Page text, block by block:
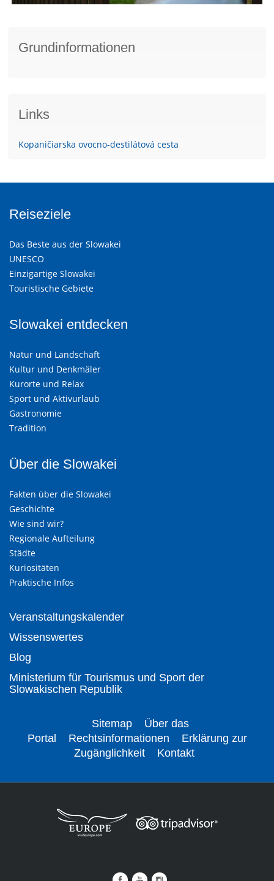
Grundinformationen
Links
Kopaničiarska ovocno-destilátová cesta
Reiseziele
Das Beste aus der Slowakei
UNESCO
Einzigartige Slowakei
Touristische Gebiete
Slowakei entdecken
Natur und Landschaft
Kultur und Denkmäler
Kurorte und Relax
Sport und Aktivurlaub
Gastronomie
Tradition
Über die Slowakei
Fakten über die Slowakei
Geschichte
Wie sind wir?
Regionale Aufteilung
Städte
Kuriositäten
Praktische Infos
Veranstaltungskalender
Wissenswertes
Blog
Ministerium für Tourismus und Sport der
Slowakischen Republik
Sitemap
Über das
Portal
Rechtsinformationen
Erklärung zur
Zugänglichkeit
Kontakt